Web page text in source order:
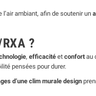
l’air ambiant, afin de soutenir un
?
, efficacité et confort au
pensées pour durer.
d’une clim murale design